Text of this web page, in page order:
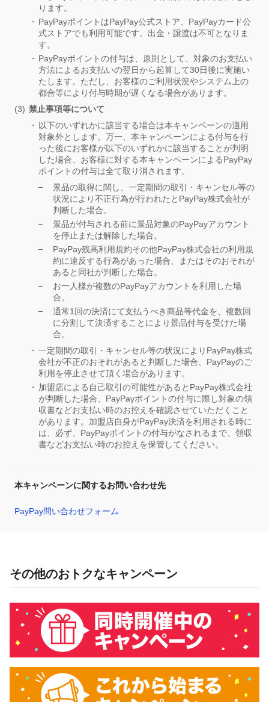
ります。
PayPayポイントはPayPay公式ストア、PayPayカード公
式ストアでも利用可能です。出金・譲渡は不可となりま
す。
PayPayポイントの付与は、原則として、対象のお支払い
方法によるお支払いの翌日から起算して30日後に実施い
たします。ただし、お客様のご利用状況やシステム上の
都合等により付与時期が遅くなる場合があります。
禁止事項等について
以下のいずれかに該当する場合は本キャンペーンの適用
対象外とします。万一、本キャンペーンによる付与を行
った後にお客様が以下のいずれかに該当することが判明
した場合、お客様に対する本キャンペーンによるPayPay
ポイントの付与は全て取り消されます。
景品の取得に関し、一定期間の取引・キャンセル等の
状況により不正行為が行われたとPayPay株式会社が
判断した場合。
景品が付与される前に景品対象のPayPayアカウント
を停止または解除した場合。
PayPay残高利用規約その他PayPay株式会社の利用規
約に違反する行為があった場合、またはそのおそれが
あると同社が判断した場合。
お一人様が複数のPayPayアカウントを利用した場
合。
通常1回の決済にて支払うべき商品等代金を、複数回
に分割して決済することにより景品付与を受けた場
合。
一定期間の取引・キャンセル等の状況によりPayPay株式
会社が不正のおそれがあると判断した場合、PayPayのご
利用を停止させて頂く場合があります。
加盟店による自己取引の可能性があるとPayPay株式会社
が判断した場合、PayPayポイントの付与に際し対象の領
収書などお支払い時のお控えを確認させていただくこと
があります。加盟店自身がPayPay決済を利用される時に
は、必ず、PayPayポイントの付与がなされるまで、領収
書などお支払い時のお控えを保管してください。
本キャンペーンに関するお問い合わせ先
PayPay問い合わせフォーム
その他のおトクなキャンペーン